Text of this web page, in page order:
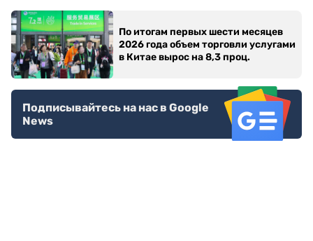
По итогам первых шести месяцев
2026 года объем торговли услугами
в Китае вырос на 8,3 проц.
Подписывайтесь на нас в Google
News